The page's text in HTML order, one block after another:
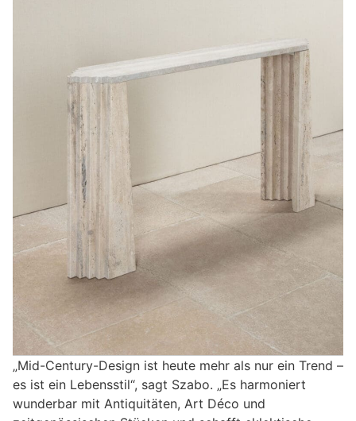
„Mid-Century-Design ist heute mehr als nur ein Trend –
es ist ein Lebensstil“, sagt Szabo. „Es harmoniert
wunderbar mit Antiquitäten, Art Déco und